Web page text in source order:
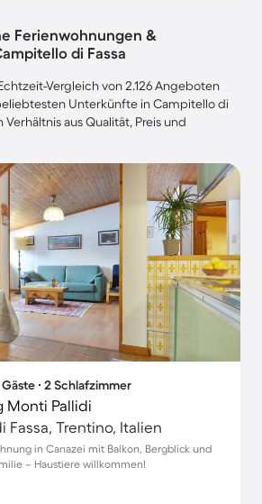
Ferienwohnungen &
di Fassa
Vergleich von 2.126 Angeboten
Unterkünfte in Campitello di
aus Qualität, Preis und
∙ 2 Schlafzimmer
Monti Pallidi
Fassa, Trentino, Italien
in Canazei mit Balkon, Bergblick und
– Haustiere willkommen!